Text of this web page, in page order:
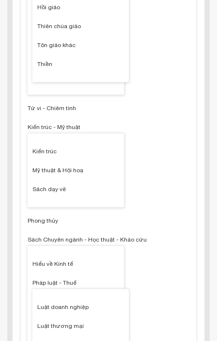
Hồi giáo
Thiên chúa giáo
Tôn giáo khác
Thiền
Tử vi - Chiêm tinh
Kiến trúc - Mỹ thuật
Kiến trúc
Mỹ thuật & Hội hoạ
Sách dạy vẽ
Phong thủy
Sách Chuyên ngành - Học thuật - Khảo cứu
Hiểu về Kinh tế
Pháp luật - Thuế
Luật doanh nghiệp
Luật thương mại